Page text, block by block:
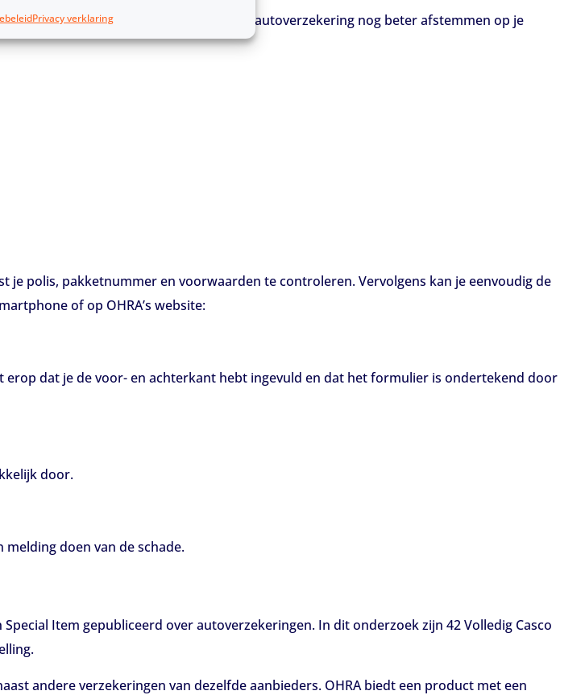
Privacy verklaringuitbreidt. Hierdoor kan je autoverzekering nog beter afstemmen op je
je polis, pakketnummer en voorwaarden te controleren. Vervolgens kan je eenvoudig de
of op OHRA’s website:
dat je de voor- en achterkant hebt ingevuld en dat het formulier is ondertekend door
door.
melding doen van de schade.
Item gepubliceerd over autoverzekeringen. In dit onderzoek zijn 42 Volledig Casco
andere verzekeringen van dezelfde aanbieders. OHRA biedt een product met een